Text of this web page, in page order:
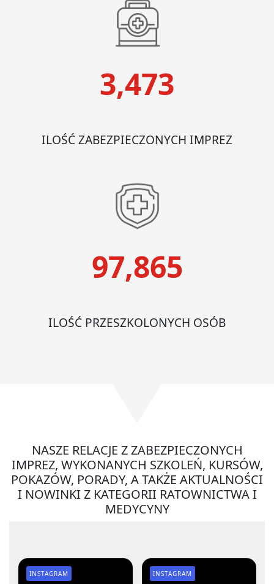
3,473
ILOŚĆ ZABEZPIECZONYCH IMPREZ
97,865
ILOŚĆ PRZESZKOLONYCH OSÓB
NASZE RELACJE Z ZABEZPIECZONYCH
IMPREZ, WYKONANYCH SZKOLEŃ, KURSÓW,
POKAZÓW, PORADY, A TAKŻE AKTUALNOŚCI
I NOWINKI Z KATEGORII RATOWNICTWA I
MEDYCYNY
INSTAGRAM INSTAGRAM